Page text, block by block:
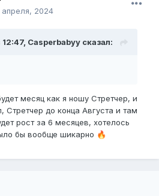
апреля, 2024
Casperbabyy сказал:
месяц как я ношу Стретчер, и
Стретчер до конца Августа и там
рост за 6 месяцев, хотелось
бы вообще шикарно 🔥